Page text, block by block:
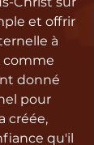
et offrir
à
comme
donné
pour
créée,
qu'il